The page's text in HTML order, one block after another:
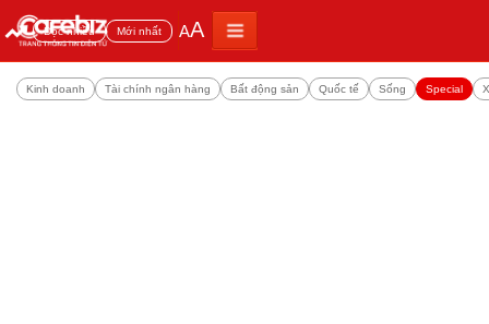
Đọc nhiều Mới nhất AA
Kinh doanh Tài chính ngân hàng Bất động sản Quốc tế Sống Special